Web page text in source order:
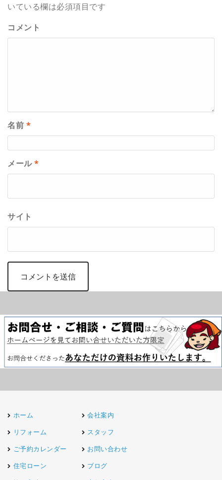
いている欄は必須項目です
コメント
名前 *
メール*
サイト
ホーム
リフォーム
ご予約カレンダー
住宅ローン
会社案内
スタッフ
お問い合わせ
ブログ